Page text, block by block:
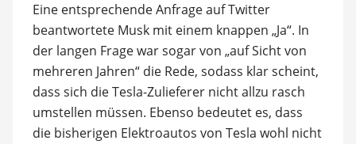
Eine entsprechende Anfrage auf Twitter
beantwortete Musk mit einem knappen „Ja“. In
der langen Frage war sogar von „auf Sicht von
mehreren Jahren“ die Rede, sodass klar scheint,
dass sich die Tesla-Zulieferer nicht allzu rasch
umstellen müssen. Ebenso bedeutet es, dass
die bisherigen Elektroautos von Tesla wohl nicht